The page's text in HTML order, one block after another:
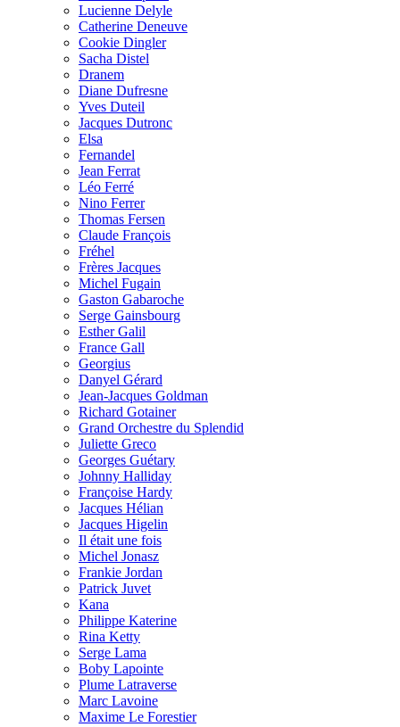
Lucienne Delyle
Catherine Deneuve
Cookie Dingler
Sacha Distel
Dranem
Diane Dufresne
Yves Duteil
Jacques Dutronc
Elsa
Fernandel
Jean Ferrat
Léo Ferré
Nino Ferrer
Thomas Fersen
Claude François
Fréhel
Frères Jacques
Michel Fugain
Gaston Gabaroche
Serge Gainsbourg
Esther Galil
France Gall
Georgius
Danyel Gérard
Jean-Jacques Goldman
Richard Gotainer
Grand Orchestre du Splendid
Juliette Greco
Georges Guétary
Johnny Halliday
Françoise Hardy
Jacques Hélian
Jacques Higelin
Il était une fois
Michel Jonasz
Frankie Jordan
Patrick Juvet
Kana
Philippe Katerine
Rina Ketty
Serge Lama
Boby Lapointe
Plume Latraverse
Marc Lavoine
Maxime Le Forestier